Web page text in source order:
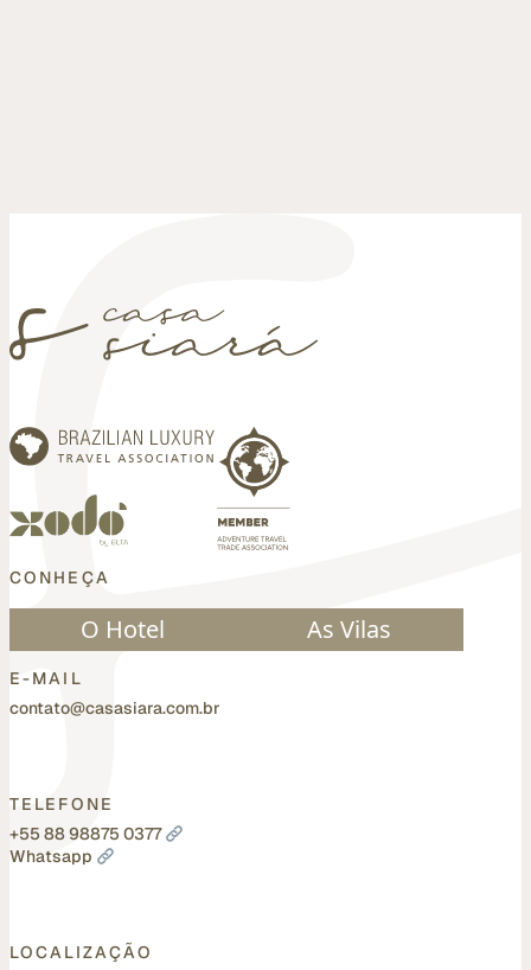
CONHEÇA
O Hotel As Vilas
E-MAIL
contato@casasiara.com.br
TELEFONE
+55 88 98875 0377
Whatsapp
LOCALIZAÇÃO